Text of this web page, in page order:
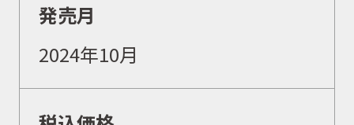
WEBショップ
ニュース
発売月
2024年10月